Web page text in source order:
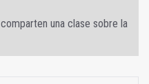
una clase sobre la